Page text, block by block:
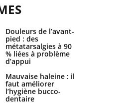
Douleurs de l’avant-
pied : des
métatarsalgies à 90
% liées à problème
d’appui
Mauvaise haleine : il
faut améliorer
l’hygiène bucco-
dentaire